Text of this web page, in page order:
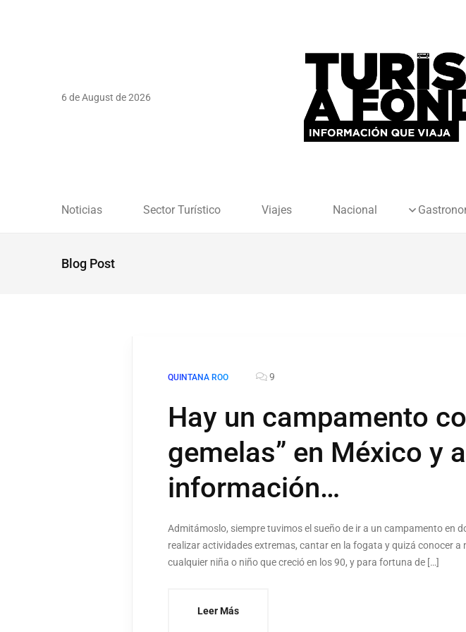
6 de August de 2026
Noticias Sector Turístico Viajes Nacional
Blog Post
QUINTANA ROO 9
Hay un campamento
gemelas” en México y
información…
Admitámoslo, siempre tuvimos el sueño de ir a un campamento en
realizar actividades extremas, cantar en la fogata y quizá conocer
cualquier niña o niño que creció en los 90, y para fortuna de […]
Leer Más